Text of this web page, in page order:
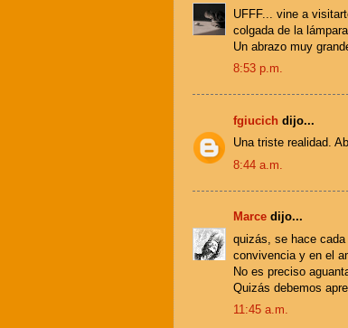
UFFF... vine a
colgada de la
Un abrazo muy
8:53 p.m.
fgiucich dijo...
Una triste realidad.
8:44 a.m.
Marce dijo...
quizás, se hace
convivencia y en el
No es preciso
Quizás debemos
11:45 a.m.